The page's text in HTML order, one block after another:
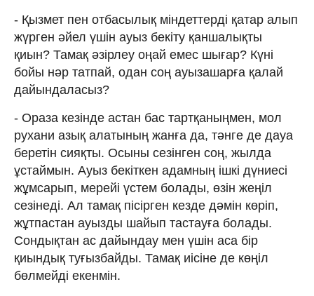
- Қызмет пен отбасылық міндеттерді қатар алып
жүрген әйел үшін ауыз бекіту қаншалықты
қиын? Тамақ әзірлеу оңай емес шығар? Күні
бойы нәр татпай, одан соң ауызашарға қалай
дайындаласыз?
- Ораза кезінде астан бас тартқаныңмен, мол
рухани азық алатының жанға да, тәнге де дауа
беретін сияқты. Осыны сезінген соң, жылда
ұстаймын. Ауыз бекіткен адамның ішкі дүниесі
жұмсарып, мерейі үстем болады, өзін жеңіл
сезінеді. Ал тамақ пісірген кезде дәмін көріп,
жұтпастан ауызды шайып тастауға болады.
Сондықтан ас дайындау мен үшін аса бір
қиындық туғызбайды. Тамақ иісіне де көңіл
бөлмейді екенмін.